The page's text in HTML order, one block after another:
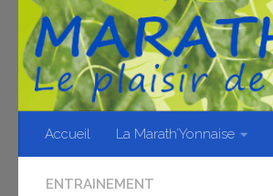
Skip to content
Accueil La Marath’Yonnaise
ENTRAINEMENT